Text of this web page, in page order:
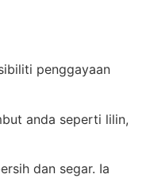
penggayaan
anda seperti lilin,
dan segar. Ia